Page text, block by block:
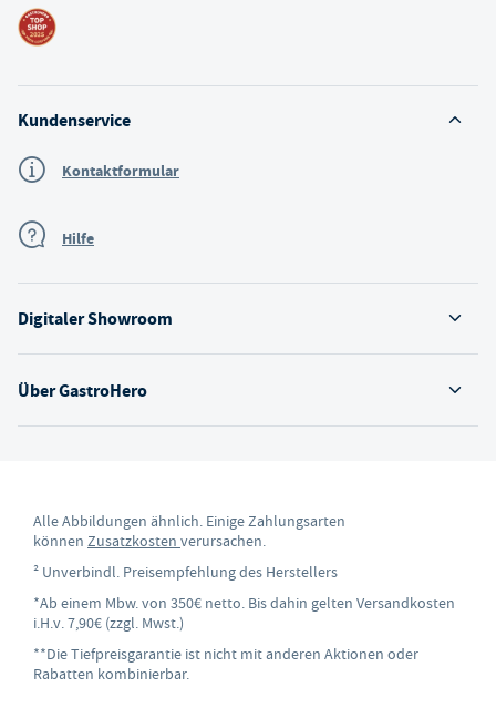
Über GastroHero
Digitaler Showroom
Kundenservice
Kontaktformular
Hilfe
Alle Abbildungen ähnlich. Einige Zahlungsarten
können Zusatzkosten verursachen.
² Unverbindl. Preisempfehlung des Herstellers
*Ab einem Mbw. von 350€ netto. Bis dahin gelten Versandkosten
i.H.v. 7,90€ (zzgl. Mwst.)
**Die Tiefpreisgarantie ist nicht mit anderen Aktionen oder
Rabatten kombinierbar.